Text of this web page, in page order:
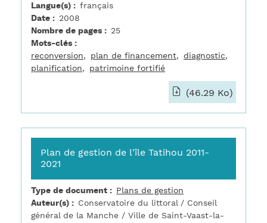
Langue(s)
français
Date
2008
Nombre de pages
25
Mots-clés
reconversion
plan de financement
diagnostic
planification
patrimoine fortifié
(46.29 Ko)
Plan de gestion de l'île Tatihou 2011-
2021
Type de document
Plans de gestion
Auteur(s)
Conservatoire du littoral / Conseil
général de la Manche / Ville de Saint-Vaast-la-